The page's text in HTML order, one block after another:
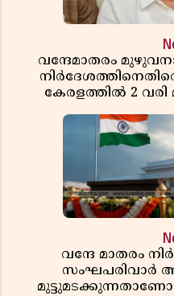
വന്ദേമാതരം
കേരളത്തിൽ 2
വന്ദേ മാതരം
സംഘപരിവാർ
മുട്ടുമടക്കുന്നതാണോ